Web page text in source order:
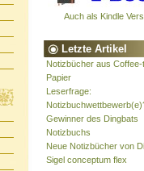
Auch als Kindle
Letzte Artikel
Notizbücher aus
Papier
Leserfrage:
Gewinner des Dingbats
Notizbuchs
Neue Notizbücher von
Sigel conceptum flex